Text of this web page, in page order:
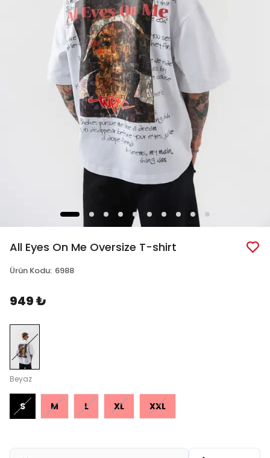
All Eyes On Me Oversize T-shirt
Ürün Kodu: 6988
949 ₺
Beyaz
S M L XL XXL